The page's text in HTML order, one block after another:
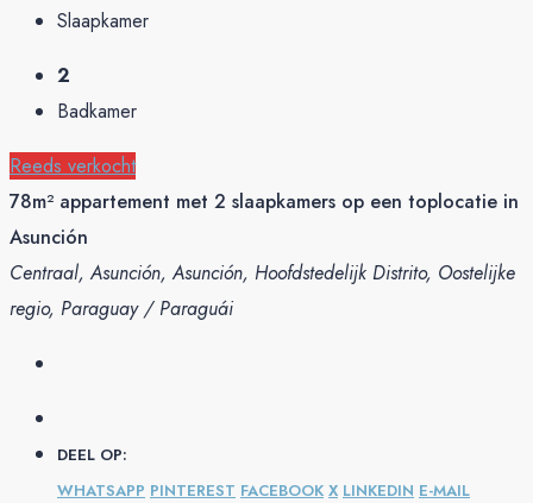
Slaapkamer
2
Badkamer
Reeds verkocht
78m² appartement met 2 slaapkamers op een toplocatie in
Asunción
Centraal, Asunción, Asunción, Hoofdstedelijk Distrito, Oostelijke
regio, Paraguay / Paraguái
DEEL OP:
WHATSAPP PINTEREST FACEBOOK X LINKEDIN E-MAIL